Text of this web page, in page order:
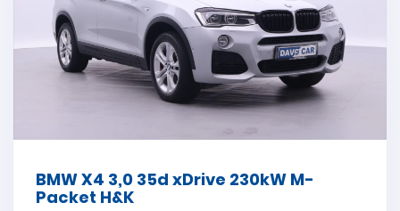
BMW X4 3,0 35d xDrive 230kW M-
Packet H&K